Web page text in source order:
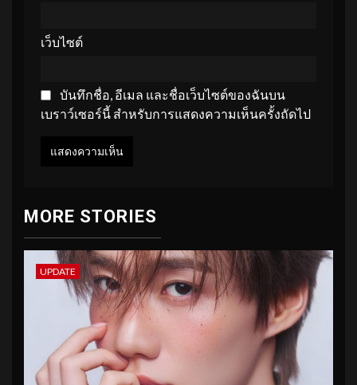
เว็บไซต์
บันทึกชื่อ, อีเมล และชื่อเว็บไซต์ของฉันบน
เบราว์เซอร์นี้ สำหรับการแสดงความเห็นครั้งถัดไป
MORE STORIES
UPDATE